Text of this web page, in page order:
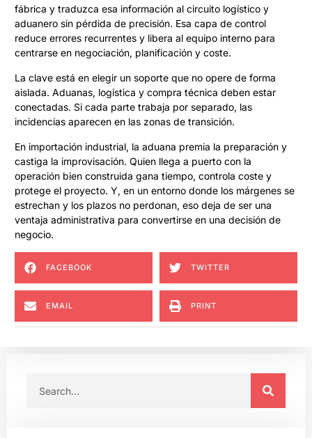
fábrica y traduzca esa información al circuito logístico y
aduanero sin pérdida de precisión. Esa capa de control
reduce errores recurrentes y libera al equipo interno para
centrarse en negociación, planificación y coste.
La clave está en elegir un soporte que no opere de forma
aislada. Aduanas, logística y compra técnica deben estar
conectadas. Si cada parte trabaja por separado, las
incidencias aparecen en las zonas de transición.
En importación industrial, la aduana premia la preparación y
castiga la improvisación. Quien llega a puerto con la
operación bien construida gana tiempo, controla coste y
protege el proyecto. Y, en un entorno donde los márgenes se
estrechan y los plazos no perdonan, eso deja de ser una
ventaja administrativa para convertirse en una decisión de
negocio.
FACEBOOK TWITTER
EMAIL PRINT